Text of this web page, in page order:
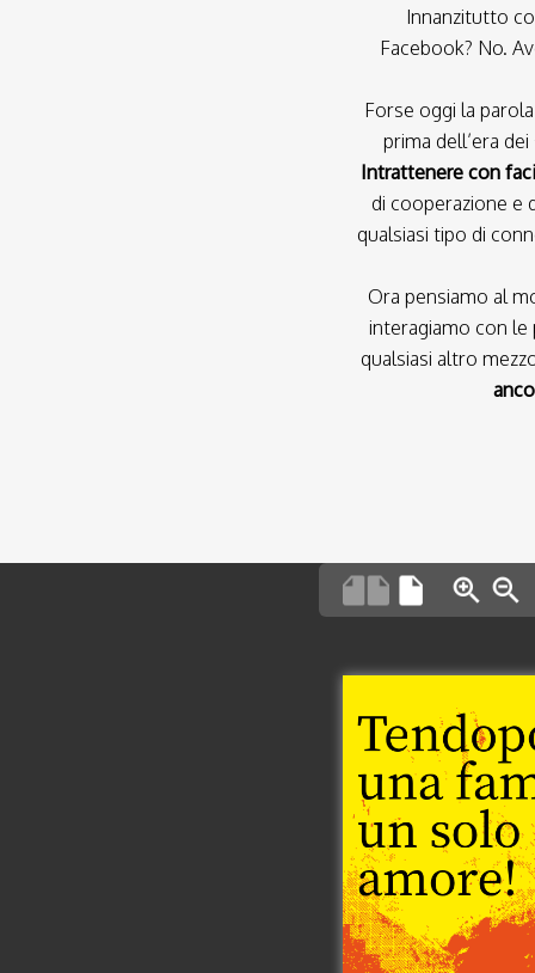
Innanzitutto
Facebook? No.
Forse oggi la
prima dell’era
Intrattenere con
di cooperazione e
qualsiasi tipo di
Ora pensiamo al
interagiamo con
qualsiasi altro